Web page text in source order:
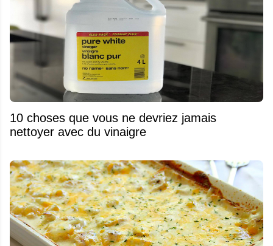
10 choses que vous ne devriez jamais
nettoyer avec du vinaigre